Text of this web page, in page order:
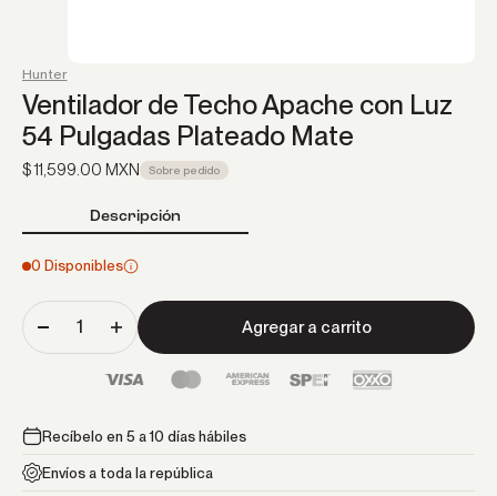
Hunter
Ventilador de Techo Apache con Luz
54 Pulgadas Plateado Mate
Precio de oferta
$ 11,599.00 MXN Sobre pedido
Descripción
0 Disponibles
Agregar a carrito
Recíbelo en 5 a 10 días hábiles
Envíos a toda la república